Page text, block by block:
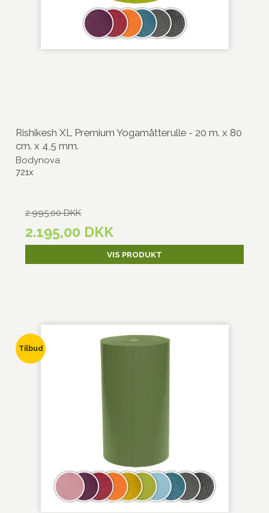
Rishikesh XL Premium Yogamåtterulle - 20 m. x 80
cm. x 4,5 mm.
Bodynova
721x
2.995,00 DKK
2.195,00 DKK
VIS PRODUKT
Tilbud